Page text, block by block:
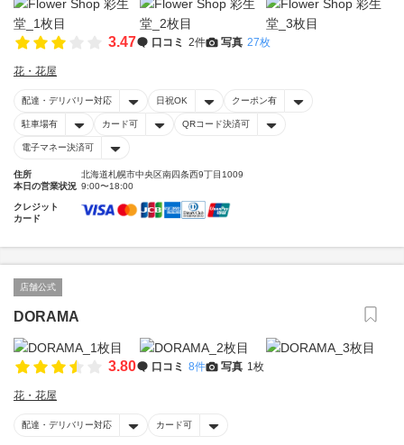
3.47 口コミ 2件 写真 27枚
花・花屋
配達・デリバリー対応 日祝OK クーポン有
駐車場有 カード可 QRコード決済可
電子マネー決済可
住所
北海道札幌市中央区南四条西9丁目1009
本日の営業状況 9:00〜18:00
クレジット
カード
店舗公式
DORAMA
3.80 口コミ 8件 写真 1枚
花・花屋
配達・デリバリー対応 カード可